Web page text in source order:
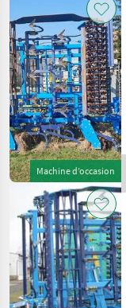
Catégorie 4
CHEMIN
ACTUEL
matériel
agricole
Materiels
De Semis
Combines De
Preparation
De Sol
Farmet
CHOISIR
UNE
CATÉGORIE
Farmet
Réinitialiser
Machine d’occasion